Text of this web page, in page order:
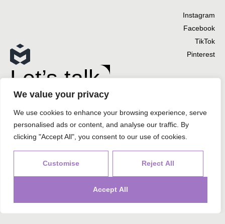
We value your privacy
We use cookies to enhance your browsing experience, serve
personalised ads or content, and analyse our traffic. By
clicking "Accept All", you consent to our use of cookies.
Customise Reject All
Accept All
Let’s talk
Instagram
Facebook
TikTok
Pinterest
AgencyΕπικοινωνία
+30 26950-41863 +30 697 2344 111 info@mire.la
G.E.MI.:187903624000, VAT: 803035437